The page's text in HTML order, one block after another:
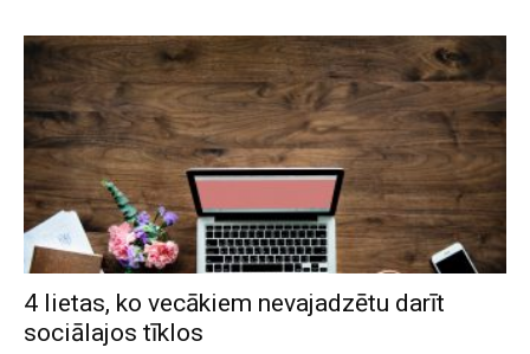
4 lietas, ko vecākiem nevajadzētu darīt
sociālajos tīklos